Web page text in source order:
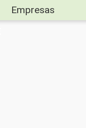
Empresas